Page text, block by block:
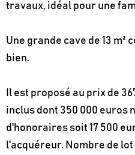
travaux, idéal pour une
Une grande cave de 13 m²
bien.
Il est proposé au prix de
inclus dont 350 000 euros
d'honoraires soit 17 500
l'acquéreur. Nombre de lot